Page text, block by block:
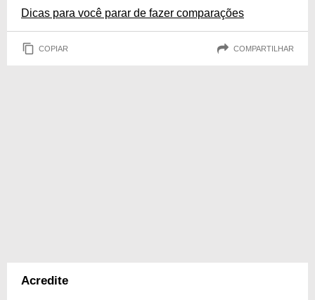
Dicas para você parar de fazer comparações
COPIAR COMPARTILHAR
Acredite